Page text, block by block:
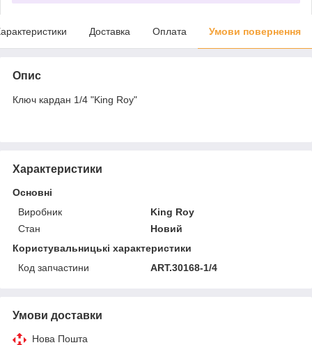
Доставка Оплата Умови повернення
Опис
Ключ кардан 1/4 "King Roy"
Характеристики
Основні
Виробник
King Roy
Стан
Новий
Користувальницькі характеристики
Код запчастини
ART.30168-1/4
Умови доставки
Нова Пошта